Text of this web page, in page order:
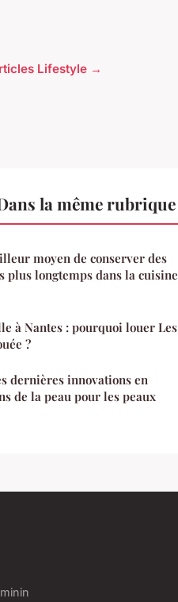
Lifestyle →
la même rubrique
moyen de conserver des
plus longtemps dans la cuisine
à Nantes : pourquoi louer Les
?
dernières innovations en
de la peau pour les peaux